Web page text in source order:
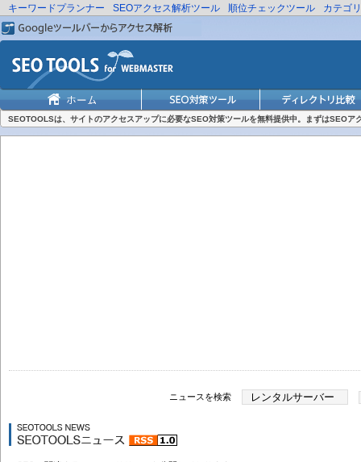
キーワードプランナー SEOアクセス解析ツール 順位チェックツール カテゴ
SEOTOOLSは、サイトのアクセスアップに必要なSEO対策ツールを無料提供中。まずはSEOア
ニュースを検索